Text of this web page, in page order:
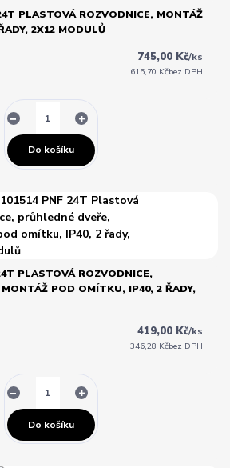
PLASTOVÁ ROZVODNICE, MONTÁŽ
2X12 MODULŮ
745,00 Kč/ks
615,70 Kčbez DPH
Do košíku
PLASTOVÁ ROZVODNICE,
POD OMÍTKU, IP40, 2 ŘADY,
419,00 Kč/ks
346,28 Kčbez DPH
Do košíku